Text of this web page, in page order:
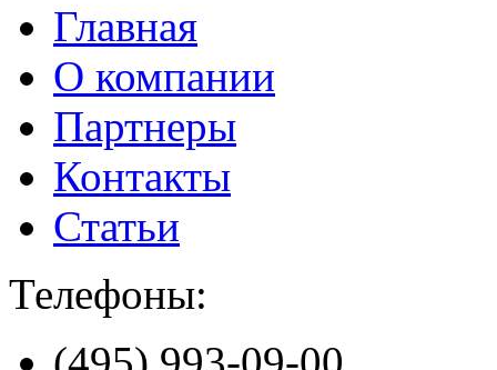
Главная
О компании
Партнеры
Контакты
Статьи
Телефоны: